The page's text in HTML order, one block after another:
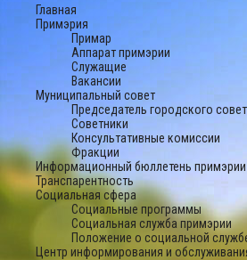
Главная
Примэрия
Примар
Аппарат примэрии
Служащие
Вакансии
Муниципальный совет
Председатель городского
Советники
Консультативные комиссии
Фракции
Информационный бюллетень
Транспарентность
Социальная сфера
Социальные программы
Социальная служба примэрии
Положение о социальной
Центр информирования и